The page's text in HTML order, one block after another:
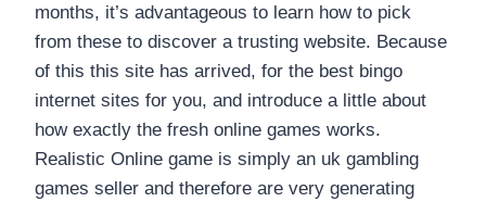
months, it’s advantageous to learn how to pick
from these to discover a trusting website. Because
of this this site has arrived, for the best bingo
internet sites for you, and introduce a little about
how exactly the fresh online games works.
Realistic Online game is simply an uk gambling
games seller and therefore are very generating